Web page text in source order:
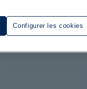
Configurer les cookies